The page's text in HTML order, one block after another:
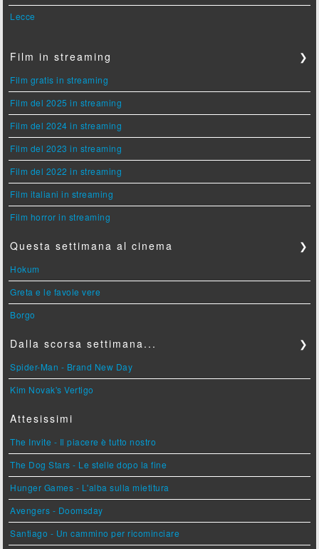
Lecce
Film in streaming ❯
Film gratis in streaming
Film del 2025 in streaming
Film del 2024 in streaming
Film del 2023 in streaming
Film del 2022 in streaming
Film italiani in streaming
Film horror in streaming
Questa settimana al cinema ❯
Hokum
Greta e le favole vere
Borgo
Dalla scorsa settimana... ❯
Spider-Man - Brand New Day
Kim Novak's Vertigo
Attesissimi
The Invite - Il piacere è tutto nostro
The Dog Stars - Le stelle dopo la fine
Hunger Games - L'alba sulla mietitura
Avengers - Doomsday
Santiago - Un cammino per ricominciare